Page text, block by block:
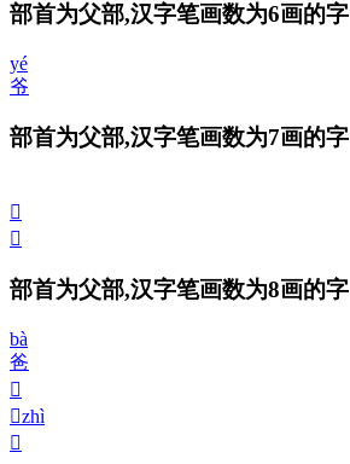
部首为父部,汉字笔画数为6画的字
yé
爷
部首为父部,汉字笔画数为7画的字
𤕎
𤕏
部首为父部,汉字笔画数为8画的字
bà
爸
𤕐
𤕑zhì
𪺝